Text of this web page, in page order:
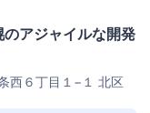
アジャイルな開発
西６丁目１−１ 北区